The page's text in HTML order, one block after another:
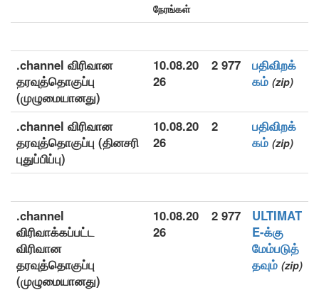
நேரங்கள்
.channel விரிவான
தரவுத்தொகுப்பு
(முழுமையானது)
10.08.20
26
2 977
பதிவிறக்
கம் (zip)
.channel விரிவான
தரவுத்தொகுப்பு (தினசரி
புதுப்பிப்பு)
10.08.20
26
2
பதிவிறக்
கம் (zip)
.channel
விரிவாக்கப்பட்ட
விரிவான
தரவுத்தொகுப்பு
(முழுமையானது)
10.08.20
26
2 977
ULTIMAT
E-க்கு
மேம்படுத்
தவும் (zip)